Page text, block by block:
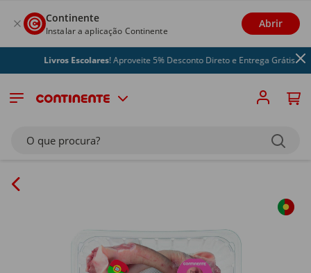
Continente
Instalar a aplicação Continente
Abrir
Livros Escolares! Aproveite 5% Desconto Direto e Entrega Grátis
O que procura?